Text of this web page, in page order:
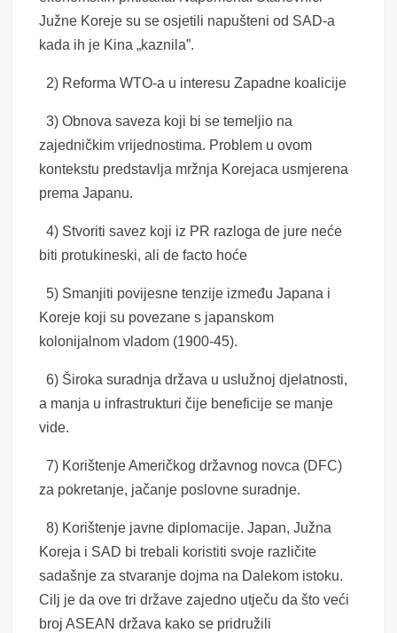
Južne Koreje su se osjetili napušteni od SAD-a
kada ih je Kina „kaznila”.
2) Reforma WTO-a u interesu Zapadne koalicije
3) Obnova saveza koji bi se temeljio na
zajedničkim vrijednostima. Problem u ovom
kontekstu predstavlja mržnja Korejaca usmjerena
prema Japanu.
4) Stvoriti savez koji iz PR razloga de jure neće
biti protukineski, ali de facto hoće
5) Smanjiti povijesne tenzije između Japana i
Koreje koji su povezane s japanskom
kolonijalnom vladom (1900-45).
6) Široka suradnja država u uslužnoj djelatnosti,
a manja u infrastrukturi čije beneficije se manje
vide.
7) Korištenje Američkog državnog novca (DFC)
za pokretanje, jačanje poslovne suradnje.
8) Korištenje javne diplomacije. Japan, Južna
Koreja i SAD bi trebali koristiti svoje različite
sadašnje za stvaranje dojma na Dalekom istoku.
Cilj je da ove tri države zajedno utječu da što veći
broj ASEAN država kako se pridružili